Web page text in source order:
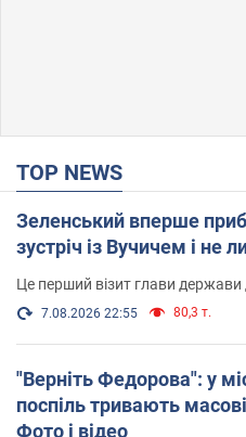
TOP NEWS
Зеленський вперше
зустріч із Вучичем і не
Це перший візит глави
7.08.2026 22:55 80,3 т.
"Верніть Федорова": у
поспіль тривають
Фото і відео